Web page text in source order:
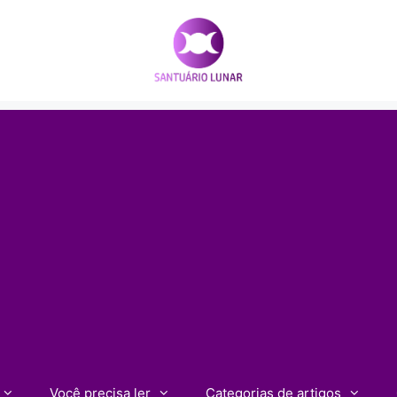
Você precisa ler Categorias de artigos